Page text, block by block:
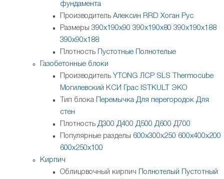
фундамента
Производитель Алексин RRD Хоган Рус
Размеры 390х190х90 390х190х80 390х190х188
390х90х188
Плотность
Пустотные
Полнотелые
Газобетонные блоки
Производитель YTONG ЛСР SLS
Thermocube
Могилевский КСИ
Грас ISTKULT
ЭКО
Тип блока
Перемычка Для перегородок Для
стен
Плотность Д300 Д400 Д500 Д600 Д700
Популярные разделы 600х300х250 600х400х200
600х250х100
Кирпич
Облицовочный кирпич
Полнотелый
Пустотный